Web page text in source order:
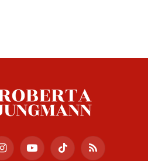
InstagramYouTubeTikTok RSS